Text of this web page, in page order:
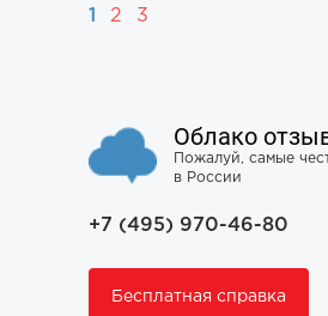
1 2 3
Облако
Пожалуй, самые
в России
+7 (495) 970-46-80
Бесплатная справка